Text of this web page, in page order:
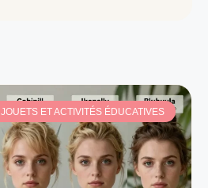
JOUETS ET ACTIVITÉS ÉDUCATIVES